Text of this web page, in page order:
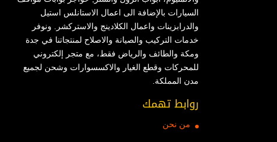
السيارات بالإضافة الى اعمال الاستانلس استيل
والدرابزينات واعمال الكلادينج والاستركشر. ونوفر
خدمات التركيب والصيانة والاصلاح لمنتجاتنا في جدة
ومكة والطائف والرياض فقط، مع متجر إلكتروني
للمحركات وقطع الغيار والاكسسوارات وشحن لجميع
مدن المملكة.
روابط تهمك
من نحن